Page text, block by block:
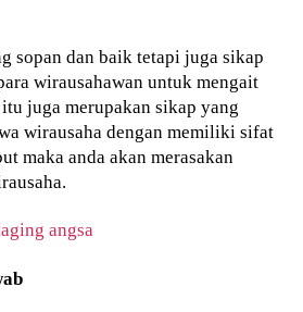
sopan dan baik tetapi juga sikap
wirausahawan untuk mengait
juga merupakan sikap yang
wirausaha dengan memiliki sifat
maka anda akan merasakan
angsa